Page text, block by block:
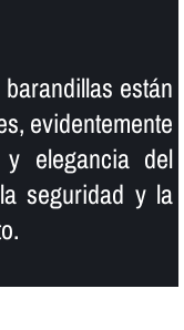
están
evidentemente
elegancia del
seguridad y la